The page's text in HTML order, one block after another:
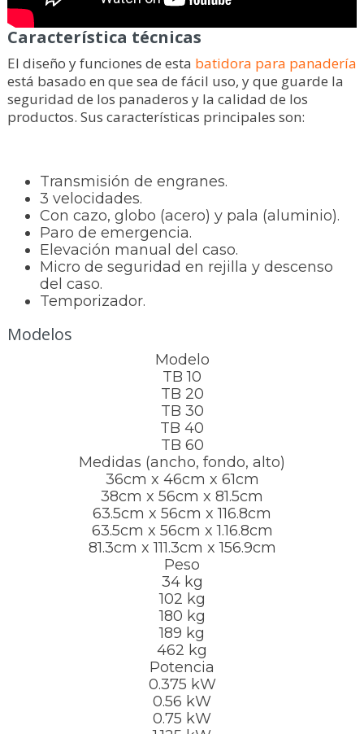
Característica técnicas
El diseño y funciones de esta batidora para panadería
está basado en que sea de fácil uso, y que guarde la
seguridad de los panaderos y la calidad de los
productos. Sus características principales son:
Transmisión de engranes.
3 velocidades.
Con cazo, globo (acero) y pala (aluminio).
Paro de emergencia.
Elevación manual del caso.
Micro de seguridad en rejilla y descenso
del caso.
Temporizador.
Modelos
Modelo
TB 10
TB 20
TB 30
TB 40
TB 60
Medidas (ancho, fondo, alto)
36cm x 46cm x 61cm
38cm x 56cm x 81.5cm
63.5cm x 56cm x 116.8cm
63.5cm x 56cm x 1.16.8cm
81.3cm x 111.3cm x 156.9cm
Peso
34 kg
102 kg
180 kg
189 kg
462 kg
Potencia
0.375 kW
0.56 kW
0.75 kW